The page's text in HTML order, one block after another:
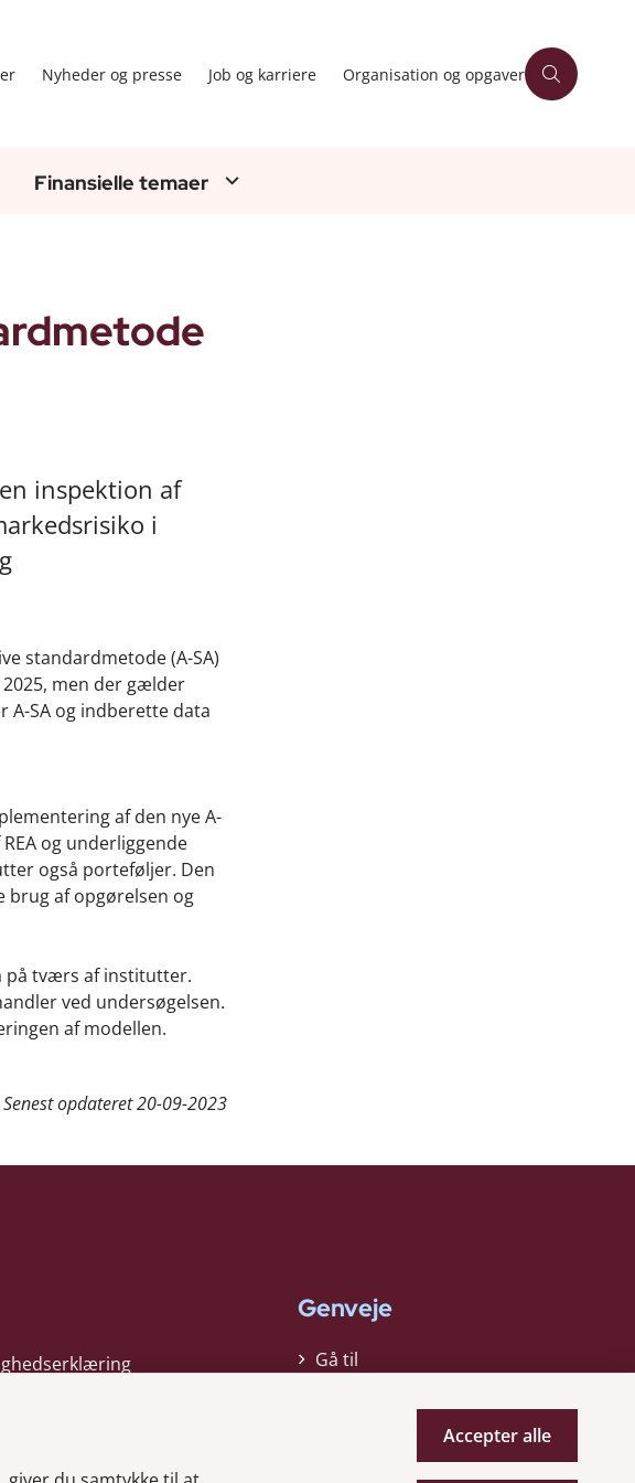
Nyheder og presse Job og karriere Organisation og opgaver
Finansielle temaer
inspektion af
i
standardmetode (A-SA)
men der gælder
SA og indberette data
af den nye A-
og underliggende
også porteføljer. Den
brug af opgørelsen og
på tværs af institutter.
ved undersøgelsen.
af modellen.
Senest opdateret20-09-2023
Genveje
Gå til
Accepter alle